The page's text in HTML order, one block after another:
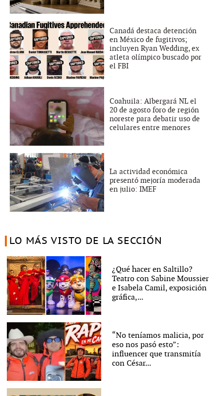
Canadá destaca detención
en México de fugitivos;
incluyen Ryan Wedding, ex
atleta olímpico buscado por
el FBI
Coahuila: Albergará NL el
20 de agosto foro de región
noreste para debatir uso de
celulares entre menores
La actividad económica
presentó mejoría moderada
en julio: IMEF
LO MÁS VISTO DE LA SECCIÓN
¿Qué hacer en Saltillo?
Teatro con Sabine Moussier
e Isabela Camil, exposición
gráfica,...
“No teníamos malicia, por
eso nos pasó esto”:
influencer que transmitía
con César...